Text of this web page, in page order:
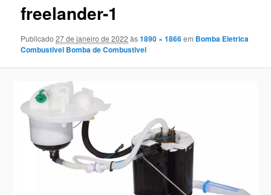
freelander-1
Publicado27 de janeiro de 2022 às1890 × 1866em Bomba Eletrica
Combustivel Bomba de Combustivel